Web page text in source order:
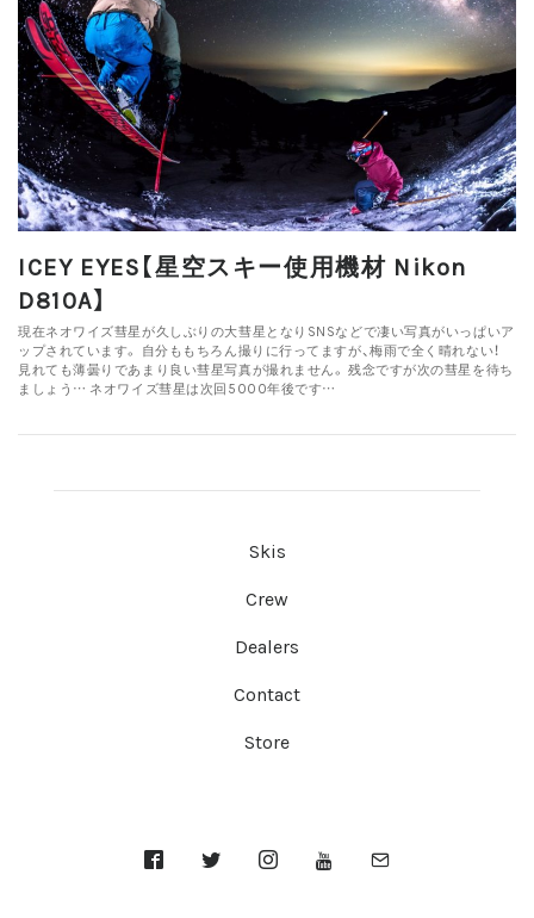
ICEY EYES【星空スキー使用機材 Nikon
D810A】
現在ネオワイズ彗星が久しぶりの大彗星となりSNSなどで凄い写真がいっぱいア
ップされています。 自分ももちろん撮りに行ってますが、梅雨で全く晴れない！
見れても薄曇りであまり良い彗星写真が撮れません。 残念ですが次の彗星を待ち
ましょう… ネオワイズ彗星は次回5000年後です…
Skis
Crew
Dealers
Contact
Store